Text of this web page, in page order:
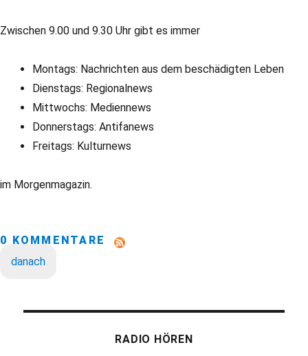
Zwischen 9.00 und 9.30 Uhr gibt es immer
Montags: Nachrichten aus dem beschädigten Leben
Dienstags: Regionalnews
Mittwochs: Mediennews
Donnerstags: Antifanews
Freitags: Kulturnews
im Morgenmagazin.
0 KOMMENTARE
danach
RADIO HÖREN